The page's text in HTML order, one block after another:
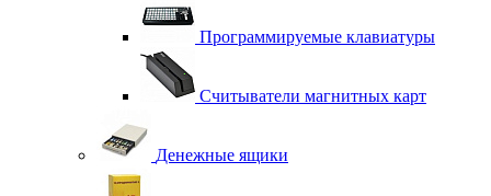
Программируемые клавиатуры
Считыватели магнитных карт
Денежные ящики